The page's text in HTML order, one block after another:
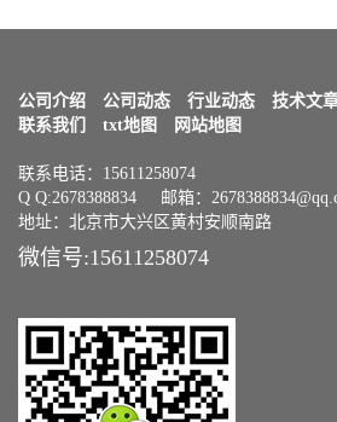
公司介绍 公司动态 行业动态 技术文
联系我们
txt地图 网站地图
联系电话：15611258074
Q Q:2678388834 邮箱：
地址：北京市大兴区黄村安顺南路
微信号:15611258074